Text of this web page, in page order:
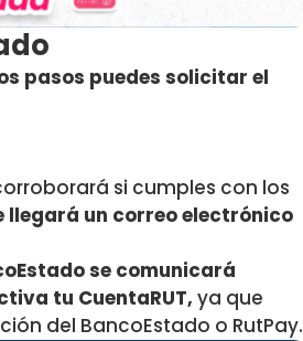
pasos puedes solicitar el
si cumples con los
llegará un correo electrónico
se comunicará
tu CuentaRUT, ya que
del BancoEstado o RutPay.